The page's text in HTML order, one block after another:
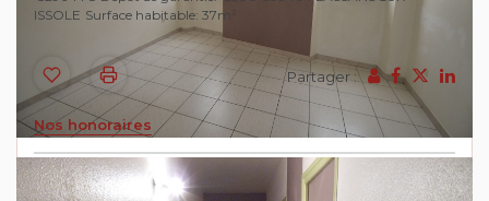
ISSOLE Surface habitable: 37m²
Partager :
Nos honoraires
A Louer sur FLASSANS SUR ISSOLE